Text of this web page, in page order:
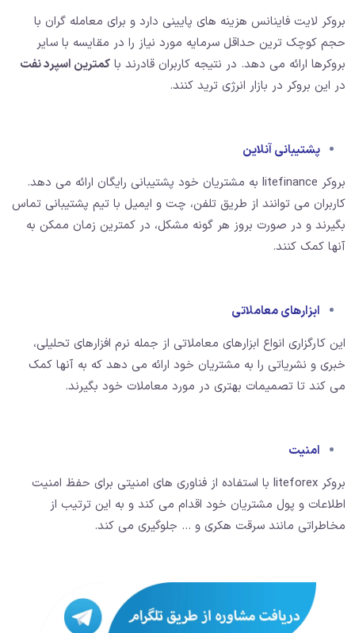
بروکر لایت فاینانس هزینه های پایینی دارد و برای معامله گران با
حجم کوچک ترین حداقل سرمایه مورد نیاز را در مقایسه با سایر
بروکرها ارائه می دهد. در نتیجه کاربران قادرند با کمترین اسپرد نفت
در این بروکر در بازار انرژی ترید کنند.
پشتیبانی آنلاین
بروکر litefinance به مشتریان خود پشتیبانی رایگان ارائه می دهد.
کاربران می توانند از طریق تلفن، چت و ایمیل با تیم پشتیبانی تماس
بگیرند و در صورت بروز هر گونه مشکل، در کمترین زمان ممکن به
آنها کمک کنند.
ابزارهای معاملاتی
این کارگزاری انواع ابزارهای معاملاتی از جمله نرم افزارهای تحلیلی،
خبری و نشریاتی را به مشتریان خود ارائه می دهد که به آنها کمک
می کند تا تصمیمات بهتری در مورد معاملات خود بگیرند.
امنیت
بروکر liteforex با استفاده از فناوری های امنیتی برای حفظ امنیت
اطلاعات و پول مشتریان خود اقدام می کند و به این ترتیب از
مخاطراتی مانند سرقت هکری و … جلوگیری می کند.